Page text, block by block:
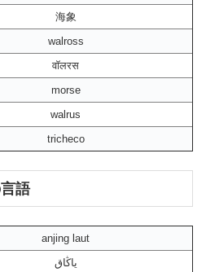
海象
walross
वॉलरस
morse
walrus
tricheco
語
anjing laut
ياڭاق